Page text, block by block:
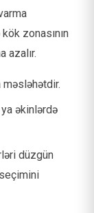
zonasının
azalır.
əkinlərdə
düzgün